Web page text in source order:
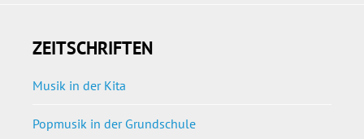
ZEITSCHRIFTEN
Musik in der Kita
Popmusik in der Grundschule